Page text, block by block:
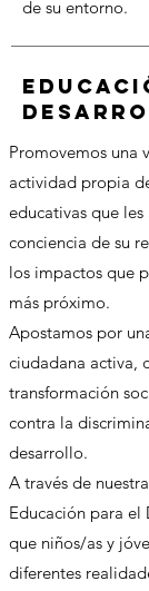
de su entorno.
Promovemos una
actividad propia
educativas que
conciencia de su
los impactos que
más próximo.
Apostamos por
ciudadana activa,
transformación
contra la
desarrollo.
A través de
Educación para
que niños/as y
diferentes